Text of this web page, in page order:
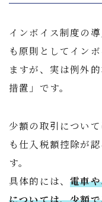
インボイス制度の
も原則としてイン
ますが、実は例外
措置」です。
少額の取引につい
も仕入税額控除が
す。
具体的には、電車
については、少額